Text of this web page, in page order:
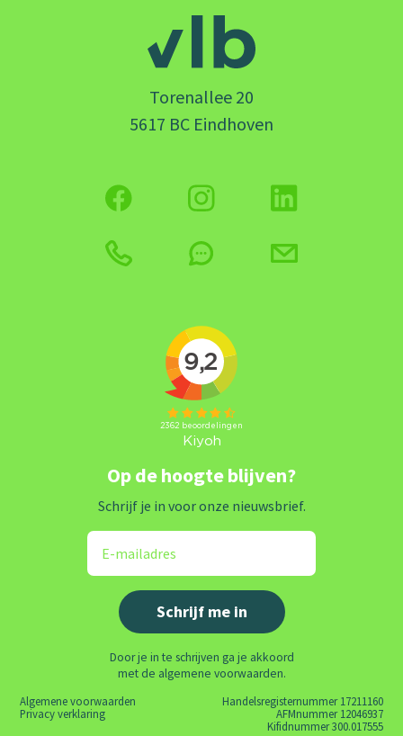
Torenallee 20
5617 BC Eindhoven
Op de hoogte blijven?
Schrijf je in voor onze nieuwsbrief.
Door je in te schrijven ga je akkoord
met de algemene voorwaarden.
Algemene voorwaarden
Privacy verklaring
Handelsregisternummer 17211160
AFMnummer 12046937
Kifidnummer 300.017555